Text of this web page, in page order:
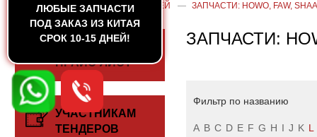
ЛЮБЫЕ ЗАПЧАСТИ
ПОД ЗАКАЗ ИЗ КИТАЯ
СРОК 10-15 ДНЕЙ!
ГЛАВНАЯ — КАТАЛОГ ЗАПЧАСТЕЙ — ЗАПЧАСТИ: HOWO, FAW,
СКАЧАТЬ
ПРАЙС-ЛИСТ
УЧАСТНИКАМ
ТЕНДЕРОВ
ЗАПЧАСТИ:
Фильтр по названию
A B C D E F G H I J K L